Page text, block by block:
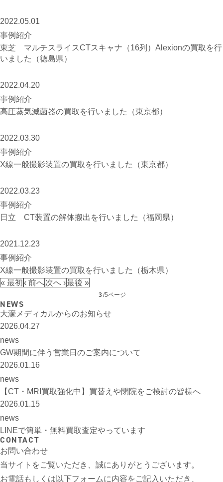
2022.05.01
事例紹介
東芝 マルチスライスCTスキャナ（16列）Alexionの買取を行
いました（徳島県）
2022.04.20
事例紹介
高圧蒸気滅菌器の買取を行いました（東京都）
2022.03.30
事例紹介
X線一般撮影装置の買取を行いました（東京都）
2022.03.23
事例紹介
日立 CT装置の解体搬出を行いました（福岡県）
2021.12.23
事例紹介
X線一般撮影装置の買取を行いました（栃木県）
« 最初‹ 前へ次へ ›最後 »
3/5ページ
NEWS
大濠メディカルからのお知らせ
2026.04.27
news
GW期間に伴う営業日のご案内について
2026.01.16
news
【CT・MRI買取強化中】買替えや閉院をご検討の皆様へ
2026.01.15
news
LINEで簡単・無料買取査定やっています
CONTACT
お問い合わせ
当サイトをご覧いただき、誠にありがとうございます。
お電話もしくは以下フォームに内容をご記入いただき、